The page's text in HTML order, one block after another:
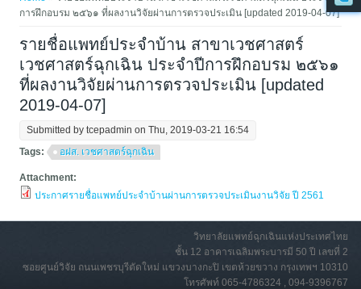
การฝึกอบรม ๒๕๖๑ ที่ผลงานวิจัยผ่านการตรวจประเมิน [updated 2019-04-07]
รายชื่อแพทย์ประจำบ้าน สาขาเวชศาสตร์
เวชศาสตร์ฉุกเฉิน ประจำปีการฝึกอบรม ๒๕๖๑
ที่ผลงานวิจัยผ่านการตรวจประเมิน [updated
2019-04-07]
Submitted bytcepadmin on Thu, 2019-03-21 16:54
Tags:
อฝส. เวชศาสตร์ฉุกเฉิน
Attachment:
ประกาศรายชื่อแพทย์ประจำบ้านผ่านการตรวจประเมินงานวิจัย ปี 2561
วิทยาลัยแพทย์ฉุกเฉินแห่งประเทศไทย
ชั้น 12 อาคารเฉลิมพระบารมี 50 ปี เลขที่ 2
ซอยศูนย์วิจัย ถนนเพชรบุรีตัดใหม่ แขวงบางกะปิ เขตห้วยขวาง กรุงเทพฯ 10310
โทรศัพท์ 065-4786324 , 094-9396767